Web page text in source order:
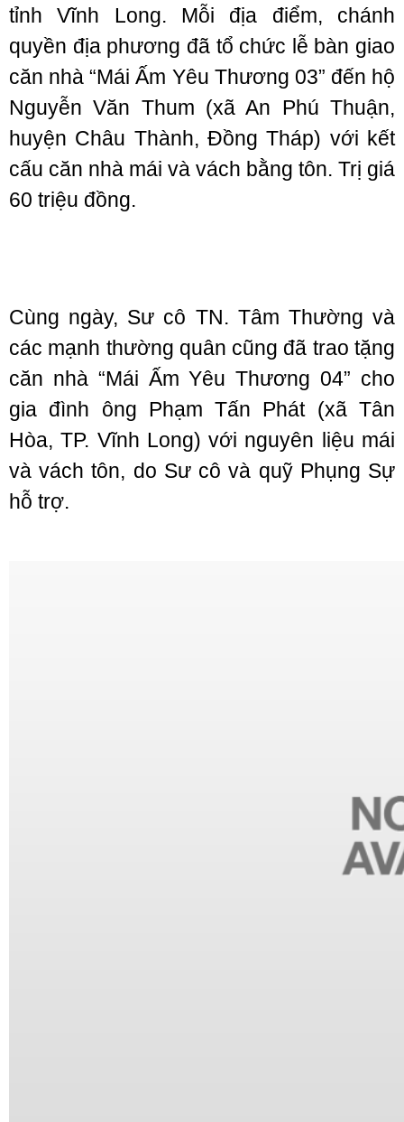
tỉnh Vĩnh Long. Mỗi địa điểm, chánh
quyền địa phương đã tổ chức lễ bàn giao
căn nhà “Mái Ấm Yêu Thương 03” đến hộ
Nguyễn Văn Thum (xã An Phú Thuận,
huyện Châu Thành, Đồng Tháp) với kết
cấu căn nhà mái và vách bằng tôn. Trị giá
60 triệu đồng.
Cùng ngày, Sư cô TN. Tâm Thường và
các mạnh thường quân cũng đã trao tặng
căn nhà “Mái Ấm Yêu Thương 04” cho
gia đình ông Phạm Tấn Phát (xã Tân
Hòa, TP. Vĩnh Long) với nguyên liệu mái
và vách tôn, do Sư cô và quỹ Phụng Sự
hỗ trợ.